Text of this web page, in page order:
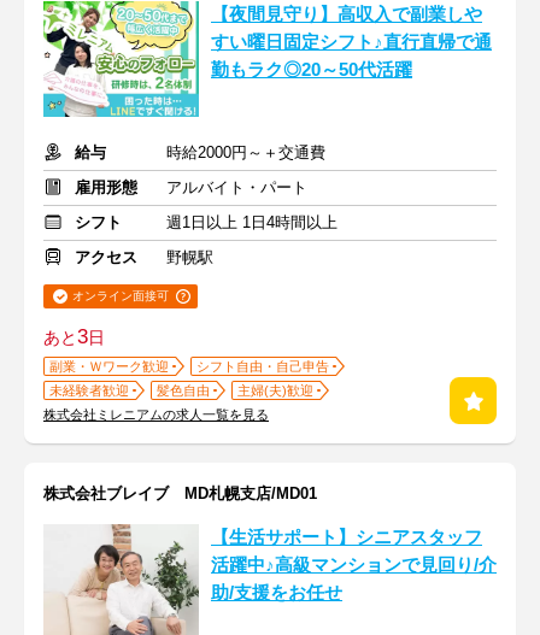
【夜間見守り】高収入で副業しや
すい曜日固定シフト♪直行直帰で通
勤もラク◎20～50代活躍
給与
時給2000円～＋交通費
雇用形態
アルバイト・パート
シフト
週1日以上 1日4時間以上
アクセス
野幌駅
オンライン面接可
あと3日
副業・Ｗワーク歓迎
シフト自由・自己申告
未経験者歓迎
髪色自由
主婦(夫)歓迎
株式会社ミレニアムの求人一覧を見る
株式会社ブレイブ MD札幌支店/MD01
【生活サポート】シニアスタッフ
活躍中♪高級マンションで見回り/介
助/支援をお任せ